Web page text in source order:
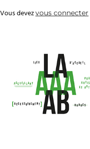
Vous devezvous connecter